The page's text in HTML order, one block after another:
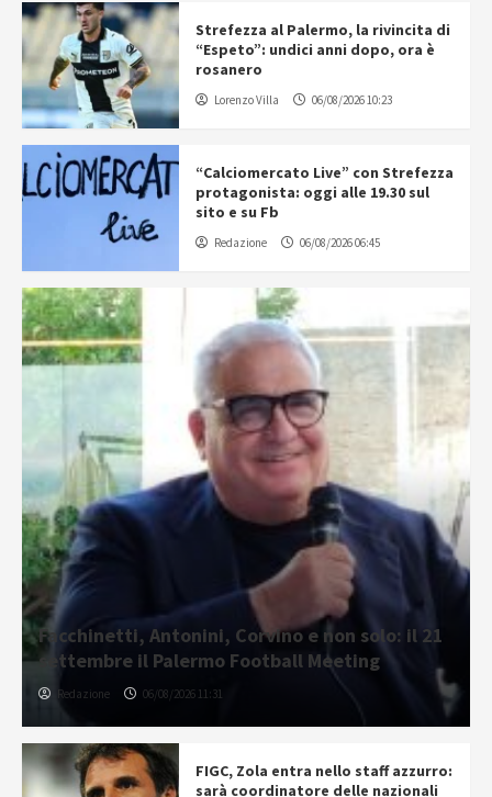
Strefezza al Palermo, la rivincita di
“Espeto”: undici anni dopo, ora è
rosanero
Lorenzo Villa 06/08/2026 10:23
“Calciomercato Live” con Strefezza
protagonista: oggi alle 19.30 sul
sito e su Fb
Redazione 06/08/2026 06:45
Facchinetti, Antonini, Corvino e non solo: il 21
settembre il Palermo Football Meeting
Redazione 06/08/2026 11:31
FIGC, Zola entra nello staff azzurro:
sarà coordinatore delle nazionali